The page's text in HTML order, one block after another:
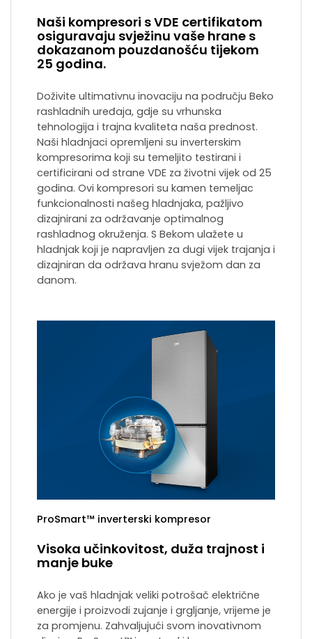
Naši kompresori s VDE certifikatom
osiguravaju svježinu vaše hrane s
dokazanom pouzdanošću tijekom
25 godina.
Doživite ultimativnu inovaciju na području Beko
rashladnih uređaja, gdje su vrhunska
tehnologija i trajna kvaliteta naša prednost.
Naši hladnjaci opremljeni su inverterskim
kompresorima koji su temeljito testirani i
certificirani od strane VDE za životni vijek od 25
godina. Ovi kompresori su kamen temeljac
funkcionalnosti našeg hladnjaka, pažljivo
dizajnirani za održavanje optimalnog
rashladnog okruženja. S Bekom ulažete u
hladnjak koji je napravljen za dugi vijek trajanja i
dizajniran da održava hranu svježom dan za
danom.
ProSmart™ inverterski kompresor
Visoka učinkovitost, duža trajnost i
manje buke
Ako je vaš hladnjak veliki potrošač električne
energije i proizvodi zujanje i grgljanje, vrijeme je
za promjenu. Zahvaljujući svom inovativnom